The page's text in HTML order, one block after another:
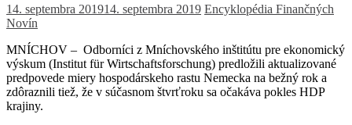
14. septembra 201914. septembra 2019 Encyklopédia Finančných
Novín
MNÍCHOV – Odborníci z Mníchovského inštitútu pre ekonomický
výskum (Institut für Wirtschaftsforschung) predložili aktualizované
predpovede miery hospodárskeho rastu Nemecka na bežný rok a
zdôraznili tiež, že v súčasnom štvrťroku sa očakáva pokles HDP
krajiny.